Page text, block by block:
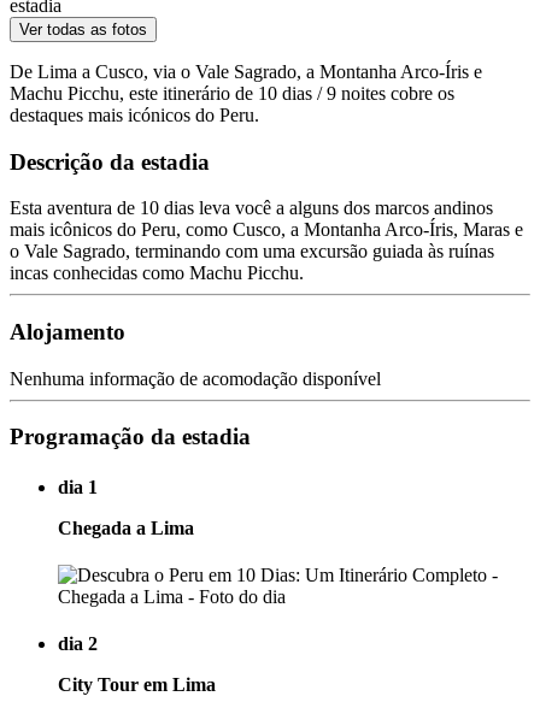
Ver todas as fotos
De Lima a Cusco, via o Vale Sagrado, a Montanha Arco-Íris e
Machu Picchu, este itinerário de 10 dias / 9 noites cobre os
destaques mais icónicos do Peru.
Descrição da estadia
Esta aventura de 10 dias leva você a alguns dos marcos andinos
mais icônicos do Peru, como Cusco, a Montanha Arco-Íris, Maras e
o Vale Sagrado, terminando com uma excursão guiada às ruínas
incas conhecidas como Machu Picchu.
Alojamento
Nenhuma informação de acomodação disponível
Programação da estadia
dia 1
Chegada a Lima
dia 2
City Tour em Lima